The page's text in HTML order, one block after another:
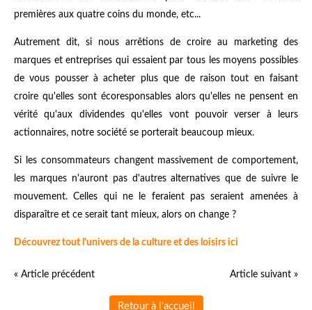
premières aux quatre coins du monde, etc...
Autrement dit, si nous arrêtions de croire au marketing des
marques et entreprises qui essaient par tous les moyens possibles
de vous pousser à acheter plus que de raison tout en faisant
croire qu'elles sont écoresponsables alors qu'elles ne pensent en
vérité qu'aux dividendes qu'elles vont pouvoir verser à leurs
actionnaires, notre société se porterait beaucoup mieux.
Si les consommateurs changent massivement de comportement,
les marques n'auront pas d'autres alternatives que de suivre le
mouvement. Celles qui ne le feraient pas seraient amenées à
disparaître et ce serait tant mieux, alors on change ?
Découvrez tout l'univers de la culture et des loisirs ici
« Article précédent Article suivant »
Retour à l'accueil